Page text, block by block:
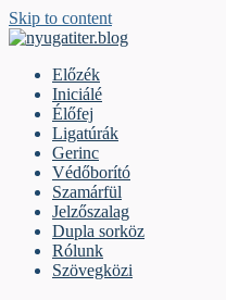
Skip to content
Előzék
Iniciálé
Élőfej
Ligatúrák
Gerinc
Védőborító
Szamárfül
Jelzőszalag
Dupla sorköz
Rólunk
Szövegközi